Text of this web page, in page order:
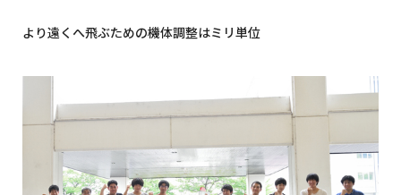
より遠くへ飛ぶための機体調整はミリ単位